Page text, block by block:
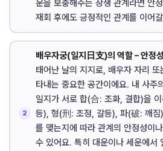
운을 보충해주는 상생 관계라면 안
재회 후에도 긍정적인 관계를 이어
배우자궁(일지日支)의 역할 – 안정
태어난 날의 지지로, 배우자 자리
타내는 중요한 공간이에요. 내 사주
일지가 서로 합(合: 조화, 결합)을
등), 형(刑: 조정, 갈등), 파(破: 깨짐
를 맺는지에 따라 관계의 안정성이
수 있어요. 특히 대운이나 세운에서